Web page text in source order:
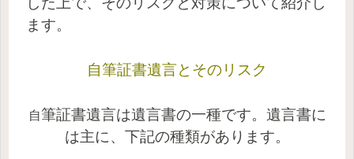
ます。
自筆証書遺言とそのリスク
自筆証書遺言は遺言書の一種です。遺言書に
は主に、下記の種類があります。